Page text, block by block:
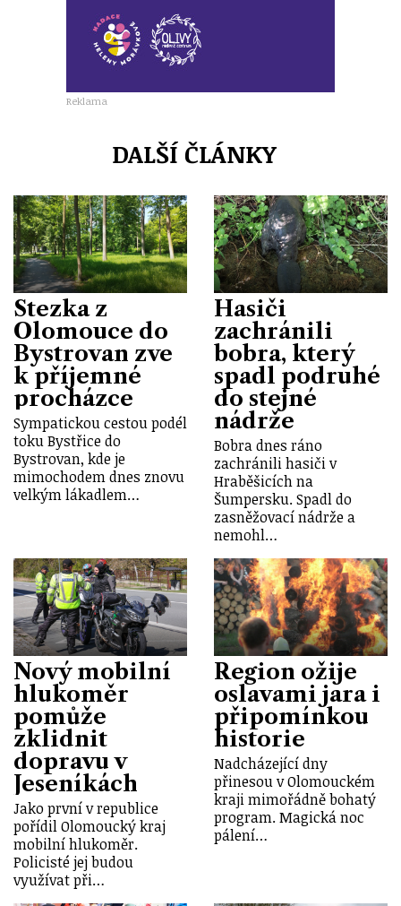
Reklama
DALŠÍ ČLÁNKY
Stezka z
Olomouce do
Bystrovan zve
k příjemné
procházce
Sympatickou cestou podél
toku Bystřice do
Bystrovan, kde je
mimochodem dnes znovu
velkým lákadlem…
Hasiči
zachránili
bobra, který
spadl podruhé
do stejné
nádrže
Bobra dnes ráno
zachránili hasiči v
Hraběšicích na
Šumpersku. Spadl do
zasněžovací nádrže a
nemohl…
Nový mobilní
hlukoměr
pomůže
zklidnit
dopravu v
Jeseníkách
Jako první v republice
pořídil Olomoucký kraj
mobilní hlukoměr.
Policisté jej budou
využívat při…
Region ožije
oslavami jara i
připomínkou
historie
Nadcházející dny
přinesou v Olomouckém
kraji mimořádně bohatý
program. Magická noc
pálení…